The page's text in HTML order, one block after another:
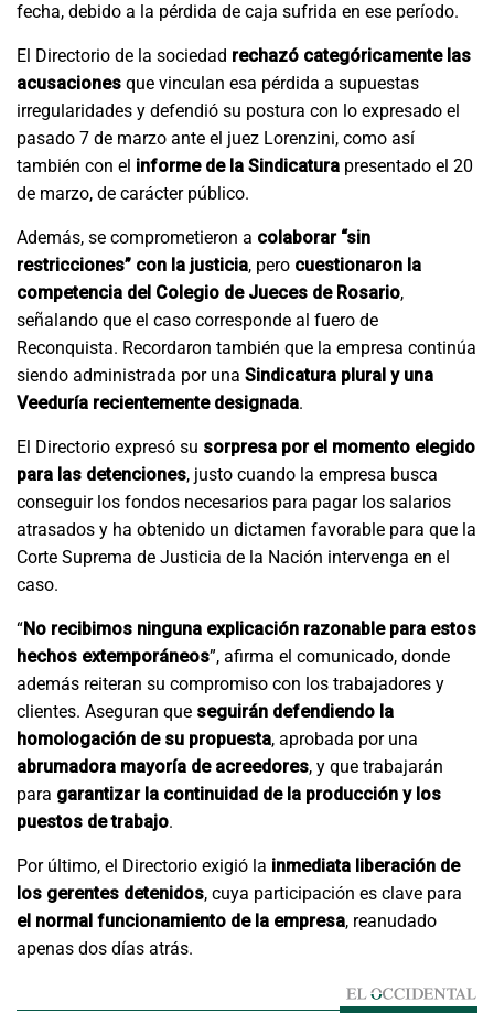
fecha, debido a la pérdida de caja sufrida en ese período.
El Directorio de la sociedad rechazó categóricamente las
acusaciones que vinculan esa pérdida a supuestas
irregularidades y defendió su postura con lo expresado el
pasado 7 de marzo ante el juez Lorenzini, como así
también con el informe de la Sindicatura presentado el 20
de marzo, de carácter público.
Además, se comprometieron a colaborar “sin
restricciones” con la justicia, pero cuestionaron la
competencia del Colegio de Jueces de Rosario,
señalando que el caso corresponde al fuero de
Reconquista. Recordaron también que la empresa continúa
siendo administrada por una Sindicatura plural y una
Veeduría recientemente designada.
El Directorio expresó su sorpresa por el momento elegido
para las detenciones, justo cuando la empresa busca
conseguir los fondos necesarios para pagar los salarios
atrasados y ha obtenido un dictamen favorable para que la
Corte Suprema de Justicia de la Nación intervenga en el
caso.
“No recibimos ninguna explicación razonable para estos
hechos extemporáneos”, afirma el comunicado, donde
además reiteran su compromiso con los trabajadores y
clientes. Aseguran que seguirán defendiendo la
homologación de su propuesta, aprobada por una
abrumadora mayoría de acreedores, y que trabajarán
para garantizar la continuidad de la producción y los
puestos de trabajo.
Por último, el Directorio exigió la inmediata liberación de
los gerentes detenidos, cuya participación es clave para
el normal funcionamiento de la empresa, reanudado
apenas dos días atrás.